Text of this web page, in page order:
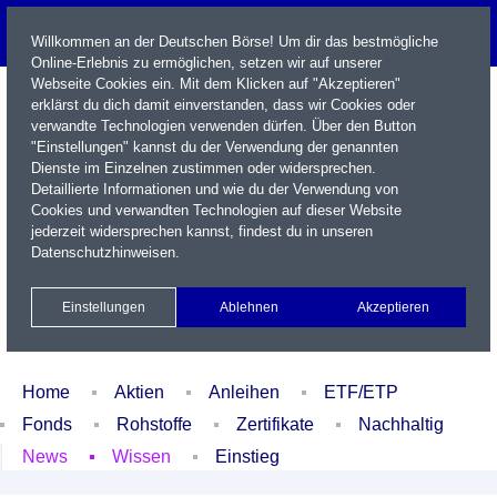
Name / WKN / ISIN / Kürzel
Xetra Realtime
Watchlist Portfolio Login
Home Aktien Anleihen
ETF/ETP
Fonds
Rohstoffe Zertifikate
Nachhaltig
News
Wissen Einstieg
Willkommen an der Deutschen Börse! Um dir das bestmögliche
Online-Erlebnis zu ermöglichen, setzen wir auf unserer
Webseite Cookies ein. Mit dem Klicken auf "Akzeptieren"
erklärst du dich damit einverstanden, dass wir Cookies oder
verwandte Technologien verwenden dürfen. Über den Button
"Einstellungen" kannst du der Verwendung der genannten
Dienste im Einzelnen zustimmen oder widersprechen.
Detaillierte Informationen und wie du der Verwendung von
Cookies und verwandten Technologien auf dieser Website
jederzeit widersprechen kannst, findest du in unseren
Datenschutzhinweisen.
Einstellungen Ablehnen Akzeptieren